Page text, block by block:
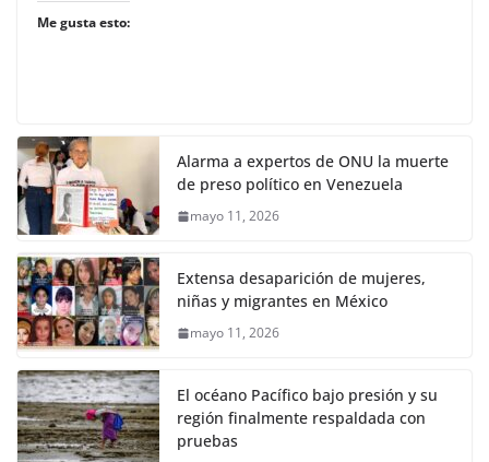
Me gusta esto:
Alarma a expertos de ONU la muerte
de preso político en Venezuela
mayo 11, 2026
Extensa desaparición de mujeres,
niñas y migrantes en México
mayo 11, 2026
El océano Pacífico bajo presión y su
región finalmente respaldada con
pruebas